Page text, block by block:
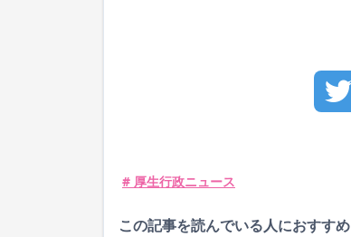
# 厚生行政ニュース
この記事を読んでいる人におすすめ